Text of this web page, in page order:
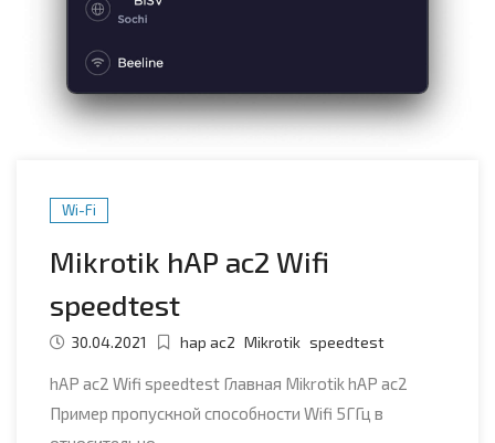
Wi-Fi
Mikrotik hAP ac2 Wifi
speedtest
30.04.2021 hap ac2 Mikrotik speedtest
hAP ac2 Wifi speedtest Главная Mikrotik hAP ac2
Пример пропускной способности Wifi 5ГГц в